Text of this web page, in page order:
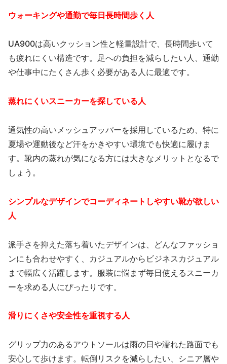
ウォーキングや通勤で毎日長時間歩く人
UA900は高いクッション性と軽量設計で、長時間歩いて
も疲れにくい構造です。足への負担を減らしたい人、通勤
や仕事中にたくさん歩く必要がある人に最適です。
蒸れにくいスニーカーを探している人
通気性の高いメッシュアッパーを採用しているため、特に
夏場や運動後など汗をかきやすい環境でも快適に履けま
す。靴内の蒸れが気になる方には大きなメリットとなるで
しょう。
シンプルなデザインでコーディネートしやすい靴が欲しい
人
派手さを抑えた落ち着いたデザインは、どんなファッショ
ンにも合わせやすく、カジュアルからビジネスカジュアル
まで幅広く活躍します。服装に悩まず毎日使えるスニーカ
ーを求める人にぴったりです。
滑りにくさや安全性を重視する人
グリップ力のあるアウトソールは雨の日や濡れた路面でも
安心して歩けます。転倒リスクを減らしたい、シニア層や